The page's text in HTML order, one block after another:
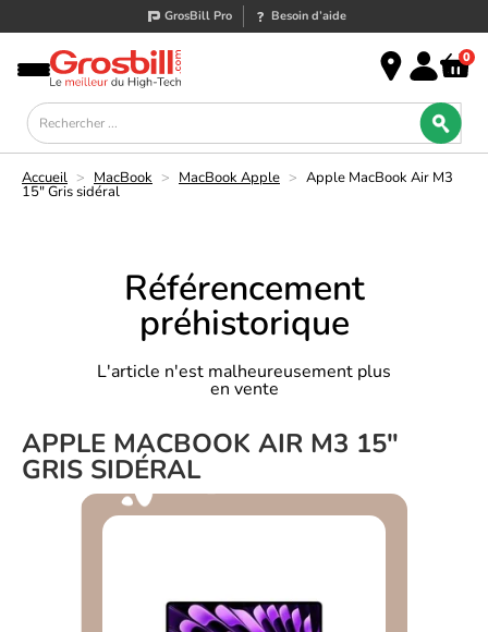
GrosBill Pro Besoin d’aide
0
Accueil > MacBook > MacBook Apple > Apple MacBook Air M3
15" Gris sidéral
Référencement
préhistorique
L'article n'est malheureusement plus
en vente
APPLE MACBOOK AIR M3 15"
GRIS SIDÉRAL